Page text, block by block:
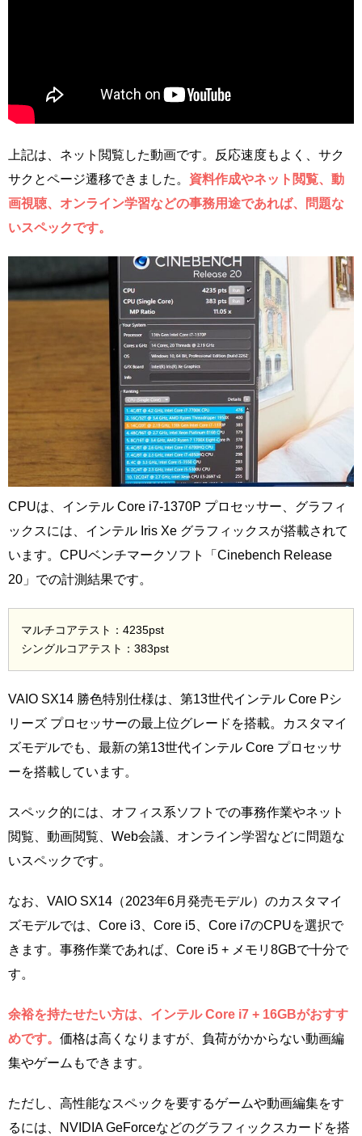
上記は、ネット閲覧した動画です。反応速度もよく、サク
サクとページ遷移できました。 資料作成やネット閲覧、動
画視聴、オンライン学習などの事務用途であれば、問題な
いスペックです。
CPUは、インテル Core i7-1370P プロセッサー、グラフィ
ックスには、インテル Iris Xe グラフィックスが搭載されて
います。CPUベンチマークソフト「Cinebench Release
20」での計測結果です。
マルチコアテスト：4235pst
シングルコアテスト：383pst
VAIO SX14 勝色特別仕様は、第13世代インテル Core Pシ
リーズ プロセッサーの最上位グレードを搭載。カスタマイ
ズモデルでも、最新の第13世代インテル Core プロセッサ
ーを搭載しています。
スペック的には、オフィス系ソフトでの事務作業やネット
閲覧、動画閲覧、Web会議、オンライン学習などに問題な
いスペックです。
なお、VAIO SX14（2023年6月発売モデル）のカスタマイ
ズモデルでは、Core i3、Core i5、Core i7のCPUを選択で
きます。事務作業であれば、Core i5 + メモリ8GBで十分で
す。
余裕を持たせたい方は、インテル Core i7 + 16GBがおすす
めです。 価格は高くなりますが、負荷がかからない動画編
集やゲームもできます。
ただし、高性能なスペックを要するゲームや動画編集をす
るには、NVIDIA GeForceなどのグラフィックスカードを搭